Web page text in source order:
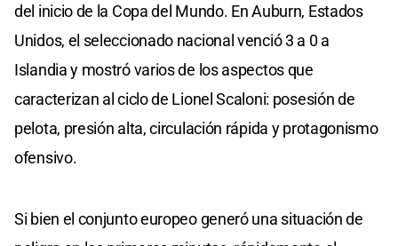
del inicio de la Copa del Mundo. En Auburn, Estados
Unidos, el seleccionado nacional venció 3 a 0 a
Islandia y mostró varios de los aspectos que
caracterizan al ciclo de Lionel Scaloni: posesión de
pelota, presión alta, circulación rápida y protagonismo
ofensivo.
Si bien el conjunto europeo generó una situación de